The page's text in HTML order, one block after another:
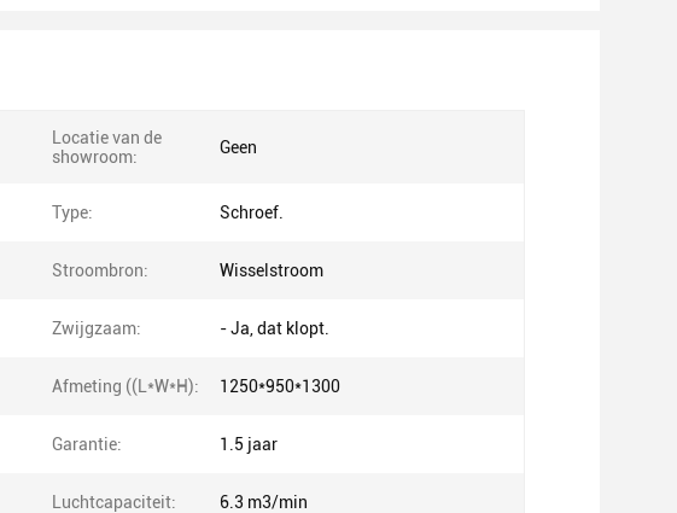
Locatie van de
showroom:
Geen
Type: Schroef.
Stroombron: Wisselstroom
Zwijgzaam: - Ja, dat klopt.
Afmeting ((L*W*H): 1250*950*1300
Garantie: 1.5 jaar
Luchtcapaciteit: 6.3 m3/min